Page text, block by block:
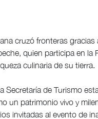
cruzó fronteras
quien participa en la
culinaria de su tierra.
Secretaría de Turismo
un patrimonio vivo y
invitadas al evento de